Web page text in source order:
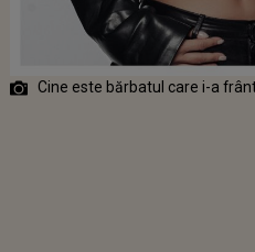
Cine este bărbatul care i-a